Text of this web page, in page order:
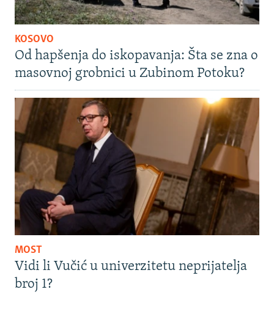
KOSOVO
Od hapšenja do iskopavanja: Šta se zna o
masovnoj grobnici u Zubinom Potoku?
MOST
Vidi li Vučić u univerzitetu neprijatelja
broj 1?